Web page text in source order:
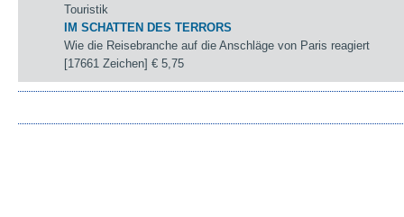
Touristik
IM SCHATTEN DES TERRORS
Wie die Reisebranche auf die Anschläge von Paris reagiert
[17661 Zeichen]€ 5,75